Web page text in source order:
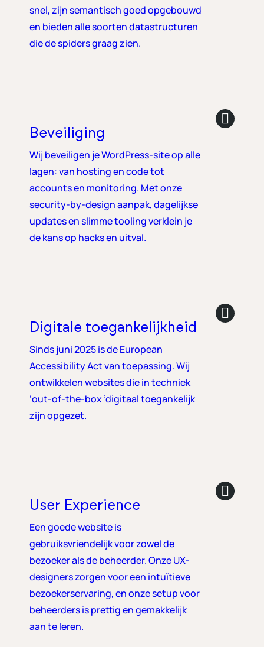
snel, zijn semantisch goed opgebouwd
en bieden alle soorten datastructuren
die de spiders graag zien.
Beveiliging
Wij beveiligen je WordPress-site op alle
lagen: van hosting en code tot
accounts en monitoring. Met onze
security-by-design aanpak, dagelijkse
updates en slimme tooling verklein je
de kans op hacks en uitval.
Digitale toegankelijkheid
Sinds juni 2025 is de European
Accessibility Act van toepassing. Wij
ontwikkelen websites die in techniek
‘out-of-the-box ’digitaal toegankelijk
zijn opgezet.
User Experience
Een goede website is
gebruiksvriendelijk voor zowel de
bezoeker als de beheerder. Onze UX-
designers zorgen voor een intuïtieve
bezoekerservaring, en onze setup voor
beheerders is prettig en gemakkelijk
aan te leren.